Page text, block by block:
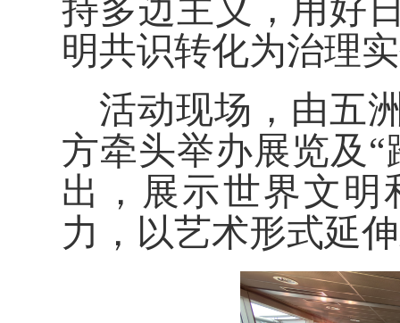
持多边主义，用好
明共识转化为治理
活动现场，由五
方牵头举办展览及
出，展示世界文明
力，以艺术形式延